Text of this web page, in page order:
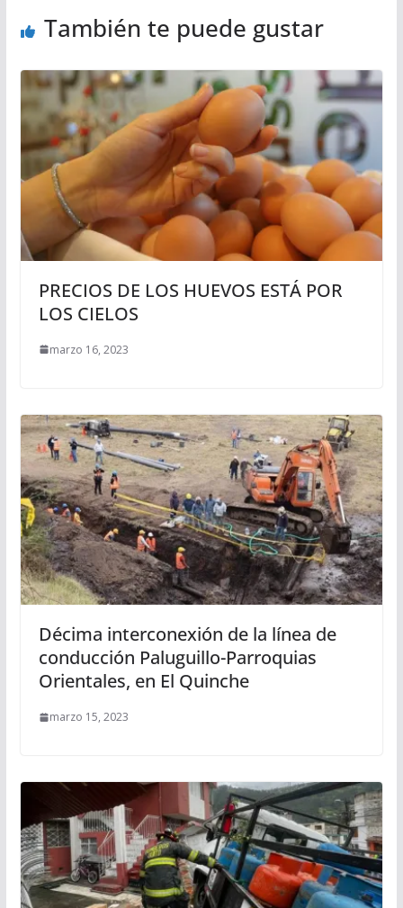
También te puede gustar
PRECIOS DE LOS HUEVOS ESTÁ POR
LOS CIELOS
marzo 16, 2023
Décima interconexión de la línea de
conducción Paluguillo-Parroquias
Orientales, en El Quinche
marzo 15, 2023